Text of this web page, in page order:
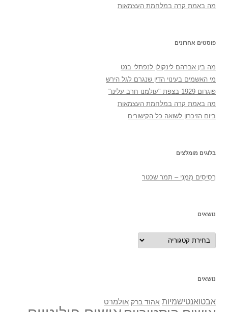
מה באמת קרה במלחמת העצמאות
פוסטים אחרונים
מה בין אברהם לינקולן לנפתלי בנט
מי האשמים בעינוי הדין שנגרם לגל הירש
פוגרום 1929 בצפת "עולמנו חרב עלינו"
מה באמת קרה במלחמת העצמאות
ביום הזיכרון לשואה כל הקישורים
בלוגים מומלצים
רְסִיסִים מִמֶנִי – תמר שכטר
נושאים
נושאים
נושאים
אבטואנטישמיות אהוד ברק אולמרט